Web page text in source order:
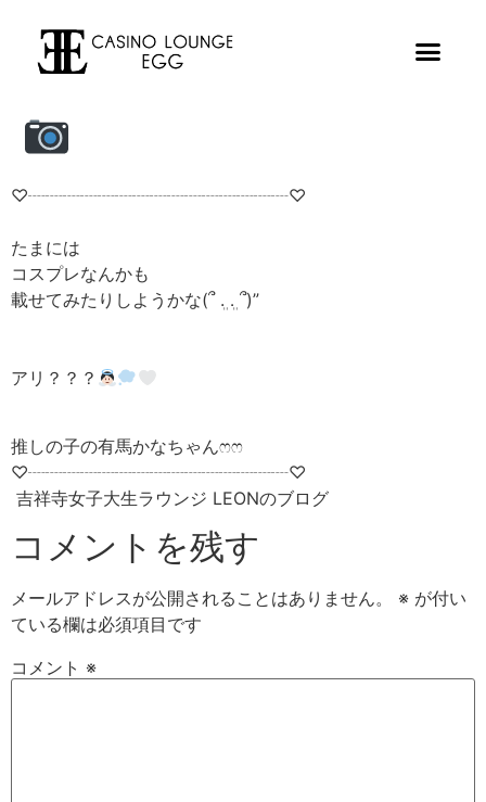
♡┈┈┈┈┈┈┈┈┈┈┈┈┈┈┈♡
たまには
コスプレなんかも
載せてみたりしようかな(՞ ܸ. .ܸ ՞)”
アリ？？？
推しの子の有馬かなちゃん‪ෆ‪‪ෆ‪
♡┈┈┈┈┈┈┈┈┈┈┈┈┈┈┈♡
吉祥寺女子大生ラウンジ LEONのブログ
コメントを残す
メールアドレスが公開されることはありません。 ※ が付い
ている欄は必須項目です
コメント ※